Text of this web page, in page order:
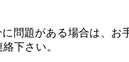
問題がある場合は、お
下さい。